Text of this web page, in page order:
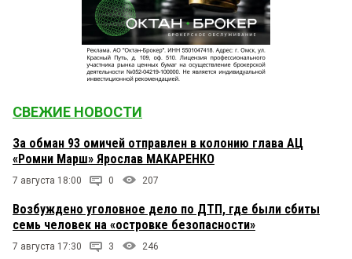
СВЕЖИЕ НОВОСТИ
За обман 93 омичей отправлен в колонию глава АЦ
«Ромни Марш» Ярослав МАКАРЕНКО
7 августа 18:00 0 207
Возбуждено уголовное дело по ДТП, где были сбиты
семь человек на «островке безопасности»
7 августа 17:30 3 246